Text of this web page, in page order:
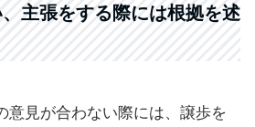
主張をする際には根拠を述
意見が合わない際には、譲歩を